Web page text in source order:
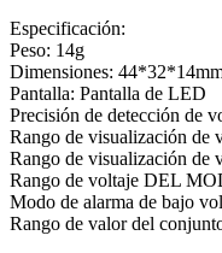
Especificación:
Peso: 14g
Dimensiones:
Pantalla: Pantalla de LED
Precisión de detección de
Rango de visualización de
Rango de visualización de
Rango de voltaje DEL
Modo de alarma de bajo
Rango de valor del